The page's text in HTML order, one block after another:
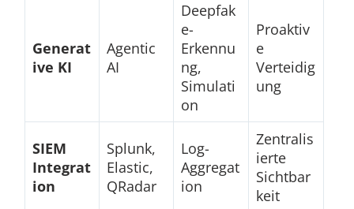
Generat
ive KI
Agentic
AI
Deepfak
e-
Erkennu
ng,
Simulati
on
Proaktiv
e
Verteidig
ung
SIEM
Integrat
ion
Splunk,
Elastic,
QRadar
Log-
Aggregat
ion
Zentralis
ierte
Sichtbar
keit